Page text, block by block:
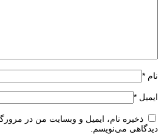
نام *
ایمیل *
ذخیره نام، ایمیل و وبسایت من در
دیدگاهی می‌نویسم.